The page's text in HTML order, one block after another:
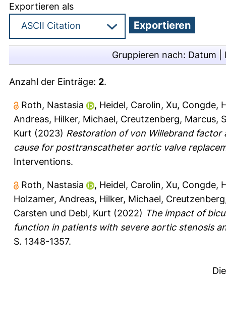
Exportieren als
Gruppieren nach: Datum
Anzahl der Einträge: 2.
Roth, Nastasia , Heidel, Carolin, Xu, Congde,
Andreas, Hilker, Michael, Creutzenberg, Marcus,
Kurt (2023) Restoration of von Willebrand
cause for posttranscatheter aortic valve
Interventions.
Roth, Nastasia , Heidel, Carolin, Xu, Congde,
Holzamer, Andreas, Hilker, Michael,
Carsten und Debl, Kurt (2022) The impact of
function in patients with severe aortic stenosis
S. 1348-1357.